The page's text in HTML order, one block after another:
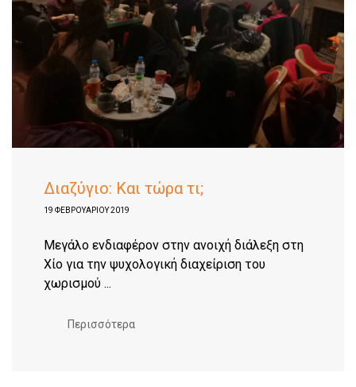
Διαζύγιο: Και τώρα τι;
19 ΦΕΒΡΟΥΑΡΊΟΥ 2019
Μεγάλο ενδιαφέρον στην ανοιχή διάλεξη στη
Χίο για την ψυχολογική διαχείριση του
χωρισμού ...
Περισσότερα